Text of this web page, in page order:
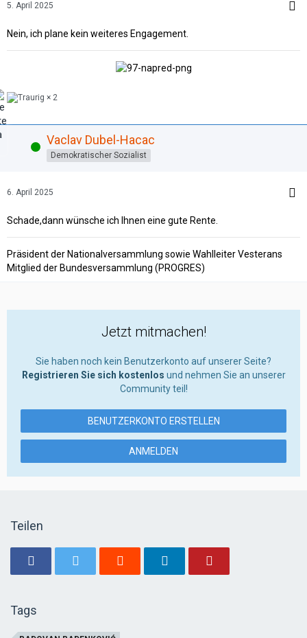
5. April 2025
Nein, ich plane kein weiteres Engagement.
2
Online Vaclav Dubel-Hacac
Demokratischer Sozialist
6. April 2025
Schade,dann wünsche ich Ihnen eine gute Rente.
Präsident der Nationalversammlung sowie Wahlleiter Vesterans
Mitglied der Bundesversammlung (PROGRES)
Jetzt mitmachen!
Sie haben noch kein Benutzerkonto auf unserer Seite?
Registrieren Sie sich kostenlos und nehmen Sie an unserer
Community teil!
BENUTZERKONTO ERSTELLEN
ANMELDEN
Teilen
Tags